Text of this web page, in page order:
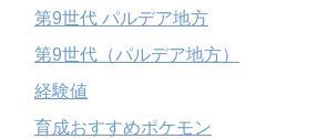
第9世代 パルデア地方
第9世代（パルデア地方）
経験値
育成おすすめポケモン